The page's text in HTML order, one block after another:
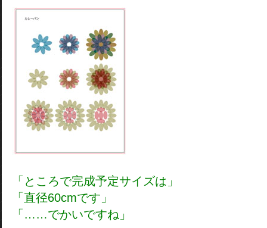
「ところで完成予定サイズは」
「直径60cmです」
「……でかいですね」